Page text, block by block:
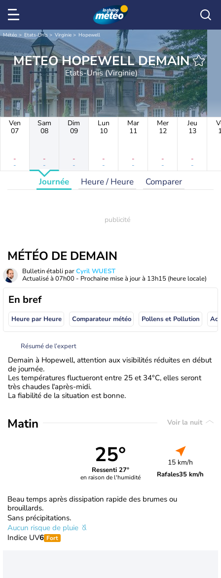
Météo Etats-Unis Virginie Hopewell
METEO HOPEWELL DEMAIN
Etats-Unis (Virginie)
Ven
07
-
-
Sam
08
-
-
Dim
09
-
-
Lun
10
-
-
Mar
11
-
-
Mer
12
-
-
Jeu
13
-
-
Journée Heure / Heure Comparer
MÉTÉO DE DEMAIN
Bulletin établi parCyril WUEST
Actualisé à 07h00 - Prochaine mise à jour à 13h15 (heure locale)
En bref
Heure par Heure Comparateur météo Pollens et Pollution
Résumé de l’expert
Demain à Hopewell, attention aux visibilités réduites en début
de journée.
Les températures fluctueront entre 25 et 34°C, elles seront
très chaudes l'après-midi.
La fiabilité de la situation est bonne.
Matin Voir la nuit
25°
Ressenti 27°
en raison de l'humidité
15 km/h
Rafales35 km/h
Beau temps après dissipation rapide des brumes ou
brouillards.
Sans précipitations.
Aucun risque de pluie
Indice UV6 Fort